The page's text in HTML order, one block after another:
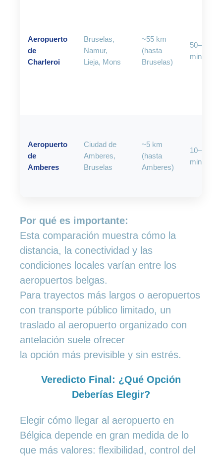
Aeropuerto
de
Charleroi
Bruselas,
Namur,
Lieja, Mons
~55 km
(hasta
Bruselas)
50–70
minutos
Aeropuerto
de
Amberes
Ciudad de
Amberes,
Bruselas
~5 km
(hasta
Amberes)
10–20
minutos
Por qué es importante:
Esta comparación muestra cómo la
distancia, la conectividad y las
condiciones locales varían entre los
aeropuertos belgas.
Para trayectos más largos o aeropuertos
con transporte público limitado, un
traslado al aeropuerto organizado con
antelación suele ofrecer
la opción más previsible y sin estrés.
Veredicto Final: ¿Qué Opción
Deberías Elegir?
Elegir cómo llegar al aeropuerto en
Bélgica depende en gran medida de lo
que más valores: flexibilidad, control del